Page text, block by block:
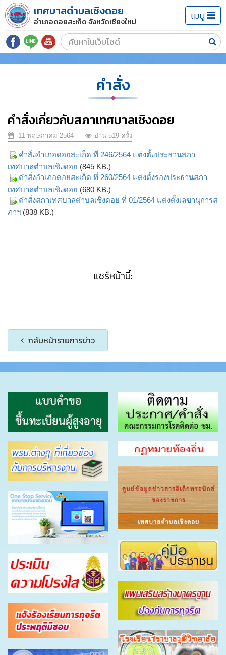
เทศบาลตำบลเชิงดอย
อำเภอดอยสะเก็ด จังหวัดเชียงใหม่ เมนู
คำสั่ง
คำสั่งเกี่ยวกับสภาเทศบาลเชิงดอย
11 พฤษภาคม 2564 อ่าน 519 ครั้ง
คำสั่งอำเภอดอยสะเก็ด ที่ 246/2564 แต่งตั้งประธานสภา
เทศบาลตำบลเชิงดอย (845 KB.)
คำสั่งอำเภอดอยสะเก็ด ที่ 260/2564 แต่งตั้งรองประธานสภา
เทศบาลตำบลเชิงดอย (680 KB.)
คำสั่งสภาเทศบาลตำบลเชิงดอย ที่ 01/2564 แต่งตั้งเลขานุการส
ภาฯ (838 KB.)
แชร์หน้านี้:
กลับหน้ารายการข่าว